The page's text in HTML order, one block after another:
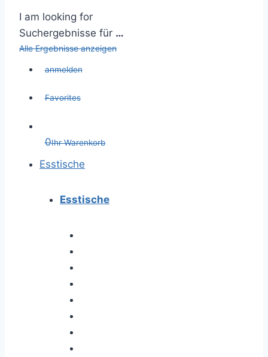
I am looking for
Suchergebnisse für …
Alle Ergebnisse anzeigen
anmelden
Favorites
0Ihr Warenkorb
Esstische
Esstische